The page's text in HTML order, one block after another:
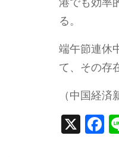
る。
端午節連休
て、その存
（中国経済
X F
a